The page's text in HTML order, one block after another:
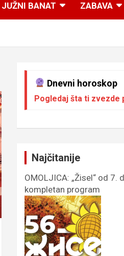
JUŽNI BANAT ZABAVA
Dnevni horoskop
Pogledaj šta ti zvezde
Najčitanije
OMOLJICA: „Žisel“ od
kompletan program